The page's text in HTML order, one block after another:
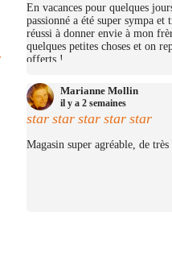
En vacances pour quelques
passionné a été super sympa
réussi à donner envie à mon
quelques petites choses et on
offerts !
Marianne Mollin
il y a 2 semaines
star star star star star
Magasin super agréable, de